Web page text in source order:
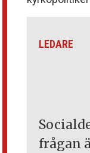
LEDARE
frågan